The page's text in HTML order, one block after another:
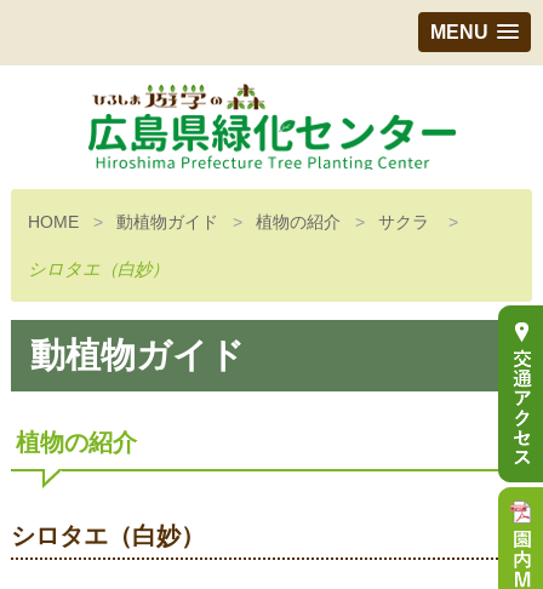
MENU
HOME 動植物ガイド 植物の紹介 サクラ
シロタエ（白妙）
動植物ガイド
植物の紹介
シロタエ（白妙）